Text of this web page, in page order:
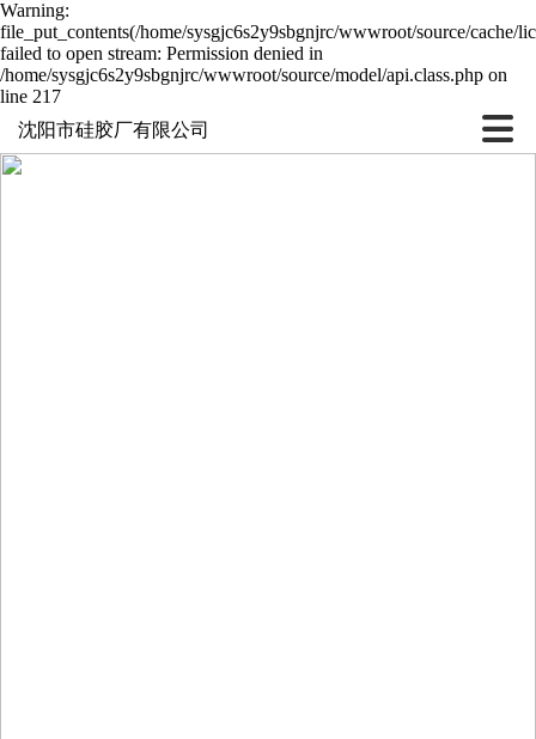
Warning:
file_put_contents(/home/sysgjc6s2y9sbgnjrc/wwwroot/source/cache/
failed to open stream: Permission denied in
/home/sysgjc6s2y9sbgnjrc/wwwroot/source/model/api.class.php on
line 217
沈阳市硅胶厂有限公司